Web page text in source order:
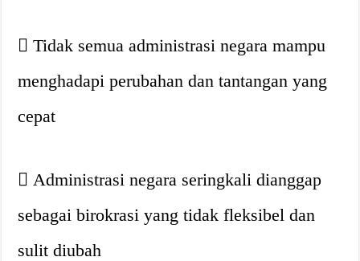
Tidak semua administrasi negara mampu
menghadapi perubahan dan tantangan yang
cepat
Administrasi negara seringkali dianggap
sebagai birokrasi yang tidak fleksibel dan
sulit diubah